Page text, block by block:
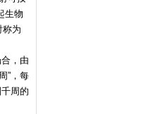
生物
称为
，由
”，每
周的